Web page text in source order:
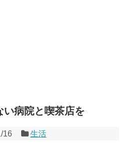
い病院と喫茶店を
16 生活